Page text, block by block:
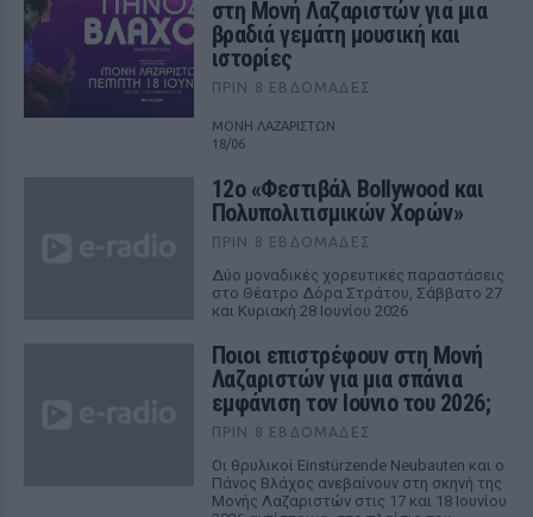
στη Μονή Λαζαριστών για μια
βραδιά γεμάτη μουσική και
ιστορίες
ΠΡΙΝ 8 ΕΒΔΟΜΆΔΕΣ
ΜΟΝΗ ΛΑΖΑΡΙΣΤΩΝ
18/06
12ο «Φεστιβάλ Bollywood και
Πολυπολιτισμικών Χορών»
ΠΡΙΝ 8 ΕΒΔΟΜΆΔΕΣ
Δύο μοναδικές χορευτικές παραστάσεις
στο Θέατρο Δόρα Στράτου, Σάββατο 27
και Κυριακή 28 Ιουνίου 2026
Ποιοι επιστρέφουν στη Μονή
Λαζαριστών για μια σπάνια
εμφάνιση τον Ιούνιο του 2026;
ΠΡΙΝ 8 ΕΒΔΟΜΆΔΕΣ
Οι θρυλικοί Einstürzende Neubauten και ο
Πάνος Βλάχος ανεβαίνουν στη σκηνή της
Μονής Λαζαριστών στις 17 και 18 Ιουνίου